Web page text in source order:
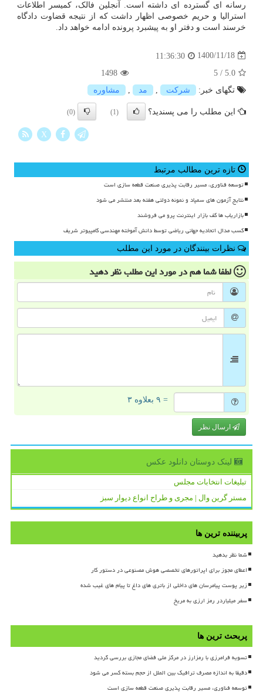
رسانه ای گسترده ای داشته است. آنجلین فالک، کمیسر اطلاعات
استرالیا و حریم خصوصی اظهار داشت که از نتیجه قضاوت دادگاه
خرسند است و دفتر او به پیشبرد پرونده ادامه خواهد داد.
1400/11/18
11:36:30
5.0
/
5
1498
تگهای خبر:
شركت , مد , مشاوره
این مطلب را می پسندید؟ (1)
(0)
X
تازه ترین مطالب مرتبط
توسعه فناوری، مسیر رقابت پذیری صنعت قطعه سازی است
نتایج آزمون های سمپاد و نمونه دولتی هفته بعد منتشر می شود
بازاریاب ها کف بازار اینترنت پرو می فروشند
کسب مدال اتحادیه جهانی ریاضی توسط دانش آموخته مهندسی کامپیوتر شریف
نظرات بینندگان در مورد این مطلب
لطفا شما همدر مورد این مطلبنظر دهید
= ۹ بعلاوه ۳
ارسال نظر
لینک دوستان دانلود عكس
تبلیغات انتخابات مجلس
مستر گرین وال | مجری و طراح انواع دیوار سبز
پربیننده ترین ها
شما نظر بدهید
اعطای مجوز برای اپراتورهای تخصصی هوش مصنوعی در دستور کار
زیر پوست پیامرسان های داخلی از باتری های داغ تا پیام های غیب شده
سفر میلیاردر رمز ارزی به مریخ
پربحث ترین ها
تسویه فرامرزی با رمزارز در مرکز ملی فضای مجازی بررسی گردید
دقیقا به اندازه مصرف ترافیک بین الملل از حجم بسته کسر می شود
توسعه فناوری، مسیر رقابت پذیری صنعت قطعه سازی است